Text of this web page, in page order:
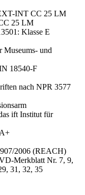
INT CC 25 LM
25 LM
Klasse E
und
18540-F
nach NPR 3577
ift Institut für
2006 (REACH)
Merkblatt Nr. 7, 9,
31, 32, 35